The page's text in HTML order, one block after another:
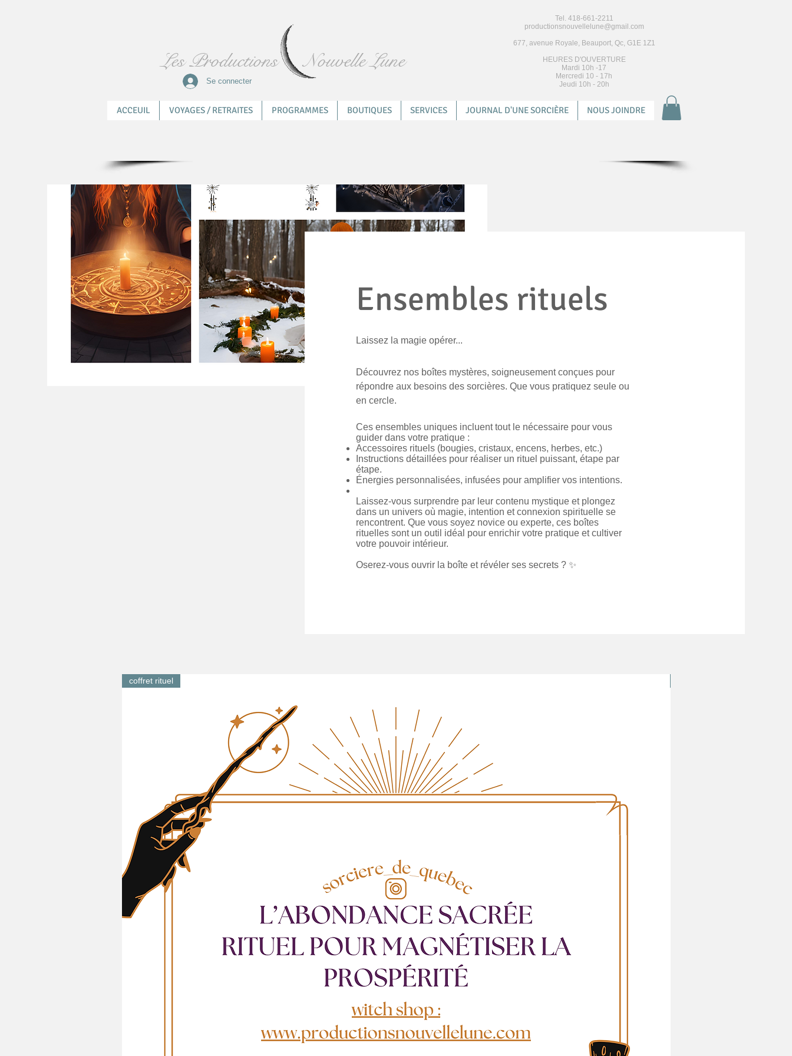
Les Productions Nouvelle Lune
Tel. 418-661-2211
productionsnouvellelune@gmail.com
677, avenue Royale, Beauport, Qc, G1E 1Z1
HEURES D'OUVERTURE
Mardi 10h -17
Mercredi 10 - 17h
Jeudi 10h - 20h
ACCEUIL VOYAGES / RETRAITES PROGRAMMES BOUTIQUES SERVICES JOURNAL D'UNE SORCIÈRE NOUS JOINDRE
Se connecter
Ensembles rituels
Laissez la magie opérer...
Découvrez nos boîtes mystères, soigneusement conçues pour
répondre aux besoins des sorcières. Que vous pratiquez seule ou
en cercle.
Ces ensembles uniques incluent tout le nécessaire pour vous
guider dans votre pratique :
Accessoires rituels (bougies, cristaux, encens, herbes, etc.)
Instructions détaillées pour réaliser un rituel puissant, étape par
étape.
Énergies personnalisées, infusées pour amplifier vos intentions.
Laissez-vous surprendre par leur contenu mystique et plongez
dans un univers où magie, intention et connexion spirituelle se
rencontrent. Que vous soyez novice ou experte, ces boîtes
rituelles sont un outil idéal pour enrichir votre pratique et cultiver
votre pouvoir intérieur.
Oserez-vous ouvrir la boîte et révéler ses secrets ? ✨
coffret rituel